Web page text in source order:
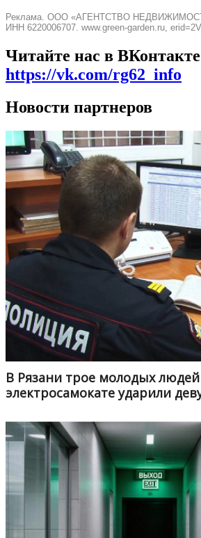
Реклама. ООО «АГЕНТСТВО
ИНН 6220006707. www.green-garden.ru,
Читайте нас в
https://vk.com/rg62_info
Новости партнеров
В Рязани трое молодых
электросамокате ударили